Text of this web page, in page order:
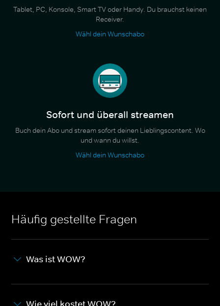
Tablet, PC, Konsole, Smart TV oder Handy. Du brauchst keinen
Receiver.
Wähl dein Wunschabo
Sofort und überall streamen
Buch dein Abo und stream sofort deinen Lieblingscontent. Wo
und wann du willst.
Wähl dein Wunschabo
Häufig gestellte Fragen
Was ist WOW?